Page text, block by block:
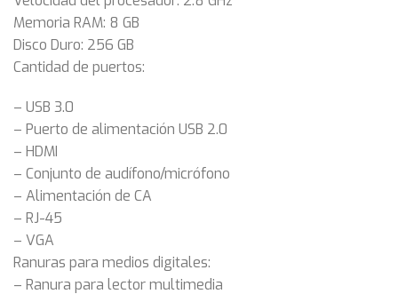
Memoria RAM: 8 GB
Disco Duro: 256 GB
Cantidad de puertos:
– USB 3.0
– Puerto de alimentación USB 2.0
– HDMI
– Conjunto de audífono/micrófono
– Alimentación de CA
– RJ-45
– VGA
Ranuras para medios digitales:
– Ranura para lector multimedia